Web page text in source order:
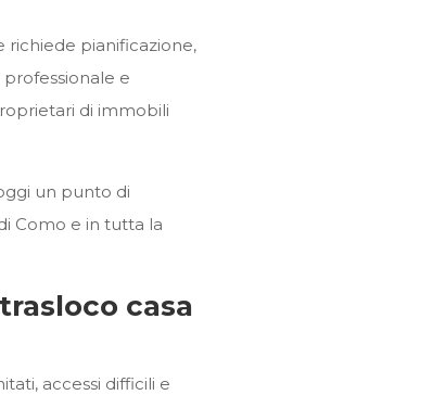
richiede pianificazione,
e
di immobili
un punto di
Como e in tutta la
casa
accessi difficili e